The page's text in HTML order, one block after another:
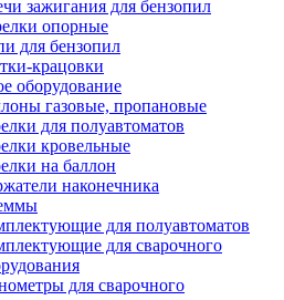
зажигания для бензопил
опорные
для бензопил
крацовки
оборудование
газовые, пропановые
для полуавтоматов
кровельные
на баллон
наконечника
для полуавтоматов
для сварочного
для сварочного